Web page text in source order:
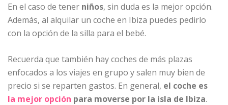
En el caso de tener niños, sin duda es la mejor opción.
Además, al alquilar un coche en Ibiza puedes pedirlo
con la opción de la silla para el bebé.
Recuerda que también hay coches de más plazas
enfocados a los viajes en grupo y salen muy bien de
precio si se reparten gastos. En general, el coche es
la mejor opción para moverse por la isla de Ibiza.